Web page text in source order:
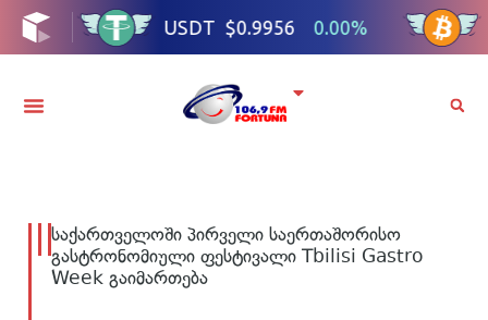
საქართველოში პირველი საერთაშორისო
გასტრონომიული ფესტივალი Tbilisi Gastro
Week გაიმართება